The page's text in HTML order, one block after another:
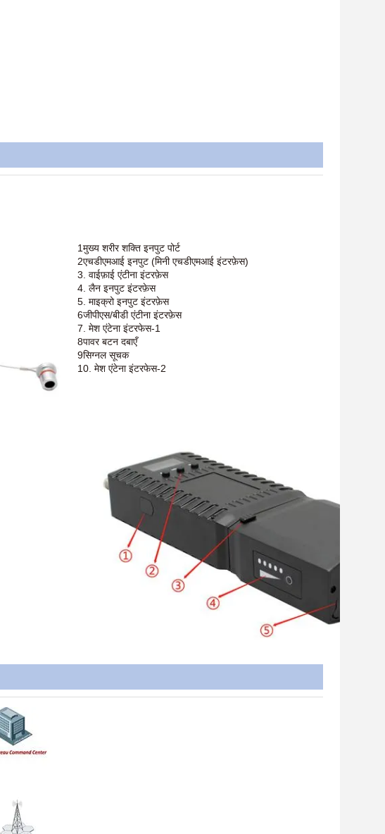
1मुख्य शरीर शक्ति इनपुट पोर्ट
2एचडीएमआई इनपुट (मिनी एचडीएमआई इंटरफ़ेस)
3. वाईफ़ाई एंटीना इंटरफ़ेस
4. लैन इनपुट इंटरफ़ेस
5. माइक्रो इनपुट इंटरफ़ेस
6जीपीएस/बीडी एंटीना इंटरफ़ेस
7. मेश एंटेना इंटरफेस-1
8पावर बटन दबाएँ
9सिग्नल सूचक
10. मेश एंटेना इंटरफेस-2